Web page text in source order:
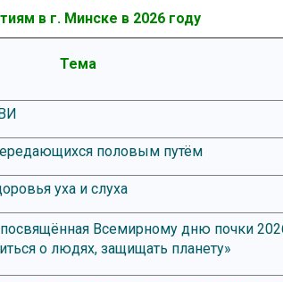
в г. Минске в 2026 году
Тема
половым путём
уха и слуха
Всемирному дню почки
о людях, защищать планету»